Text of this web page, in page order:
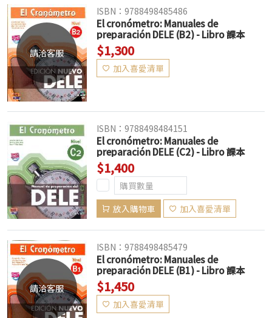
請洽客服
ISBN：9788498485486
El cronómetro: Manuales de
preparación DELE (B2) - Libro 課本
$1,300
加入喜愛清單
ISBN：9788498484151
El cronómetro: Manuales de
preparación DELE (C2) - Libro 課本
$1,400
放入購物車 加入喜愛清單
請洽客服
ISBN：9788498485479
El cronómetro: Manuales de
preparación DELE (B1) - Libro 課本
$1,450
加入喜愛清單